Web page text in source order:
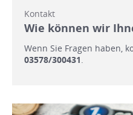
Kontakt
Wie können wir
Wenn Sie Fragen haben,
03578/300431